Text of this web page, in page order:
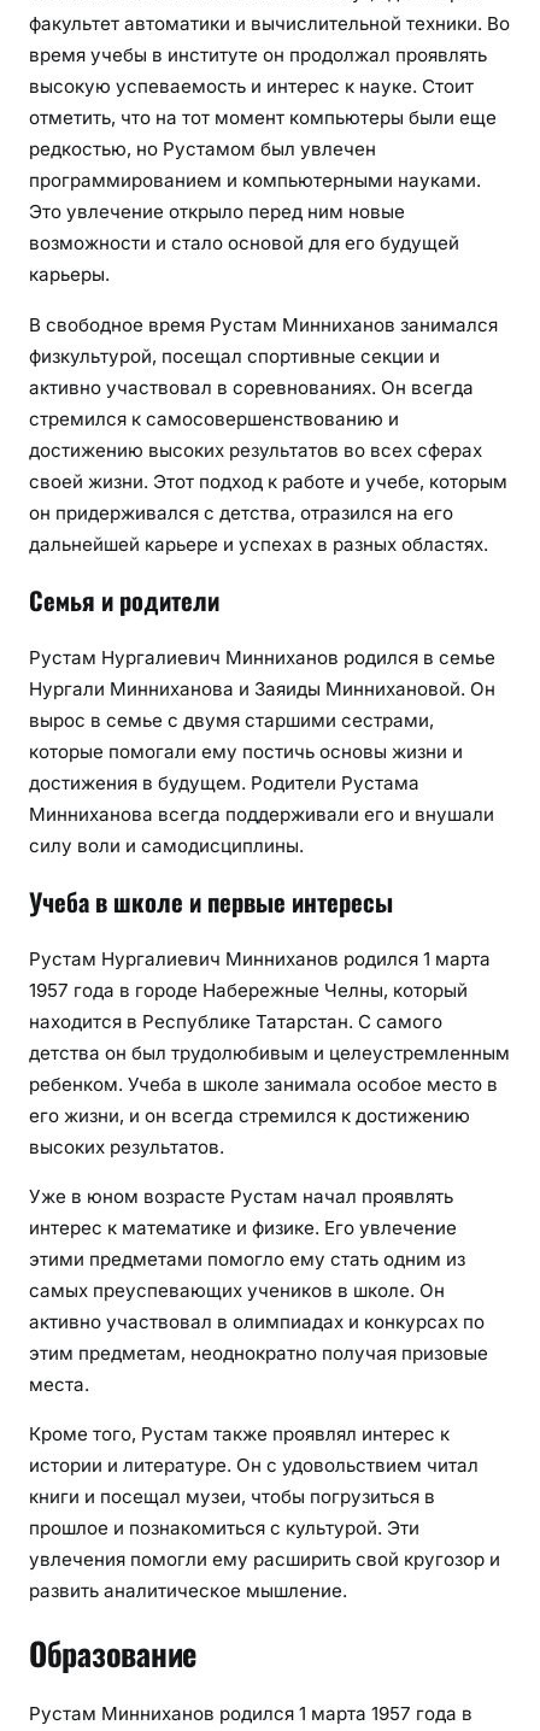
факультет автоматики и вычислительной техники. Во
время учебы в институте он продолжал проявлять
высокую успеваемость и интерес к науке. Стоит
отметить, что на тот момент компьютеры были еще
редкостью, но Рустамом был увлечен
программированием и компьютерными науками.
Это увлечение открыло перед ним новые
возможности и стало основой для его будущей
карьеры.
В свободное время Рустам Минниханов занимался
физкультурой, посещал спортивные секции и
активно участвовал в соревнованиях. Он всегда
стремился к самосовершенствованию и
достижению высоких результатов во всех сферах
своей жизни. Этот подход к работе и учебе, которым
он придерживался с детства, отразился на его
дальнейшей карьере и успехах в разных областях.
Семья и родители
Рустам Нургалиевич Минниханов родился в семье
Нургали Минниханова и Заяиды Миннихановой. Он
вырос в семье с двумя старшими сестрами,
которые помогали ему постичь основы жизни и
достижения в будущем. Родители Рустама
Минниханова всегда поддерживали его и внушали
силу воли и самодисциплины.
Учеба в школе и первые интересы
Рустам Нургалиевич Минниханов родился 1 марта
1957 года в городе Набережные Челны, который
находится в Республике Татарстан. С самого
детства он был трудолюбивым и целеустремленным
ребенком. Учеба в школе занимала особое место в
его жизни, и он всегда стремился к достижению
высоких результатов.
Уже в юном возрасте Рустам начал проявлять
интерес к математике и физике. Его увлечение
этими предметами помогло ему стать одним из
самых преуспевающих учеников в школе. Он
активно участвовал в олимпиадах и конкурсах по
этим предметам, неоднократно получая призовые
места.
Кроме того, Рустам также проявлял интерес к
истории и литературе. Он с удовольствием читал
книги и посещал музеи, чтобы погрузиться в
прошлое и познакомиться с культурой. Эти
увлечения помогли ему расширить свой кругозор и
развить аналитическое мышление.
Образование
Рустам Минниханов родился 1 марта 1957 года в